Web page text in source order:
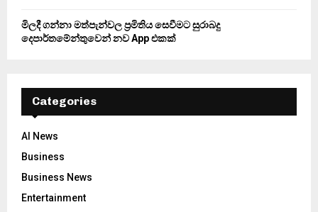
මිලදී ගන්නා මත්පැන්වල ප්‍රමිතිය සෙවීමට සුරාබදු
දෙපාර්තමේන්තුවෙන් නව App එකක්
Categories
AI News
Business
Business News
Entertainment